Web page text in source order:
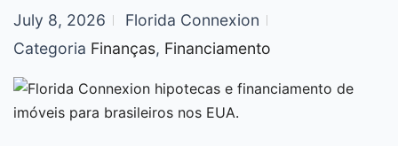
July 8, 2026
Florida Connexion
Categoria Finanças, Financiamento